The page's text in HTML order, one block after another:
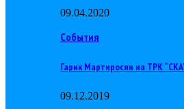
09.04.2020
События
Гарик Мартиросян на ТРК
09.12.2019